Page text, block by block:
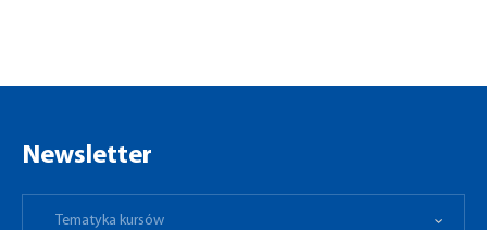
Newsletter
Tematyka kursów